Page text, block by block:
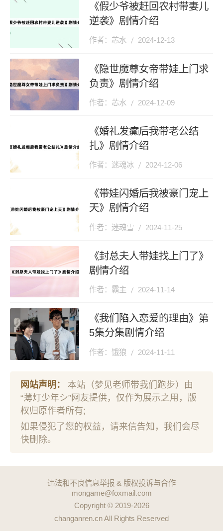
《假少爷被赶回农村带妻儿
逆袭》剧情介绍
作者：芯水 2024-12-13
《隐世魔尊女帝带娃上门求
负责》剧情介绍
作者：芯水 2024-12-09
《婚礼发癫后我带老公结
扎》剧情介绍
作者：迷魂冰 2024-12-06
《带娃闪婚后我被豪门宠上
天》剧情介绍
作者：迷魂雪 2024-11-25
《封总夫人带娃找上门了》
剧情介绍
作者：霸主 2024-11-14
《我们陷入恋爱的理由》第
5集分集剧情介绍
作者：饿狼 2024-11-11
网站声明：
本站（梦见老师带我们跑步）由
“薄灯少年シ”网友提供，仅作为展示之用，版
权归原作者所有;
如果侵犯了您的权益，请来信告知，我们会尽
快删除。
违法和不良信息举报 & 版权投诉与合作
mongame@foxmail.com
Copyright © 2019-2026
changanren.cn All Rights Reserved